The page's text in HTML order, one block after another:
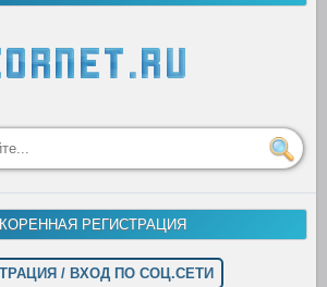
РЕГИСТРАЦИЯ
/ ВХОД ПО СОЦ.СЕТИ